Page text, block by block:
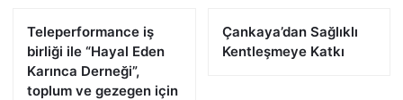
Teleperformance iş
birliği ile “Hayal Eden
Karınca Derneği”,
toplum ve gezegen için
Çankaya’dan Sağlıklı
Kentleşmeye Katkı